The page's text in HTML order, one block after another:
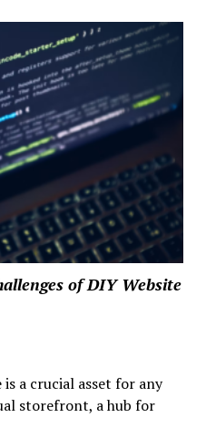
of DIY Website
a crucial asset for any
storefront, a hub for